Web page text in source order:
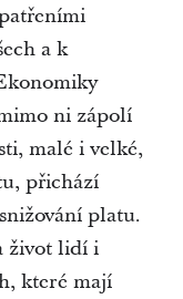
a k
ni zápolí
malé i velké,
přichází
platu.
život lidí i
které mají